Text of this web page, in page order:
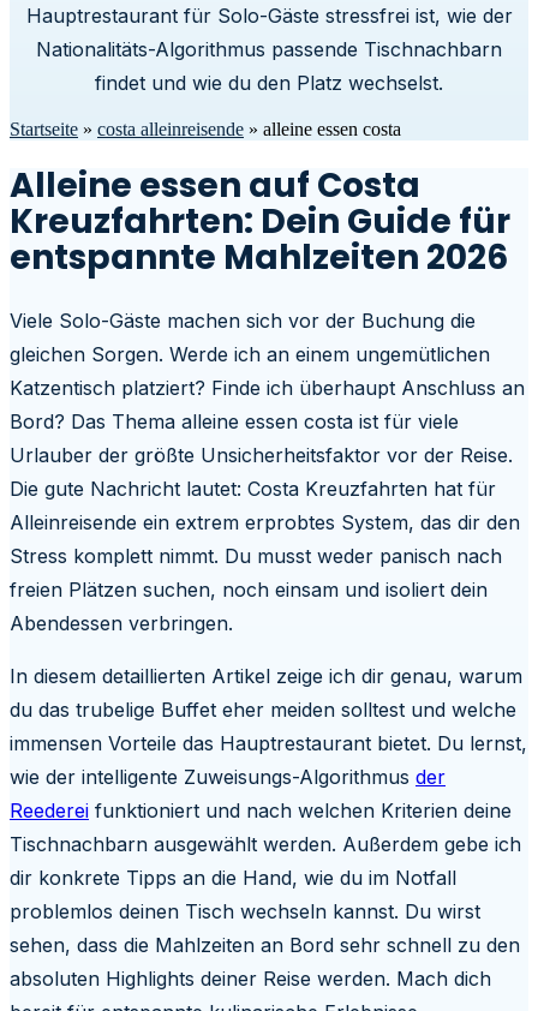
Hauptrestaurant für Solo-Gäste stressfrei ist, wie der
Nationalitäts-Algorithmus passende Tischnachbarn
findet und wie du den Platz wechselst.
Startseite » costa alleinreisende » alleine essen costa
Alleine essen auf Costa
Kreuzfahrten: Dein Guide für
entspannte Mahlzeiten 2026
Viele Solo-Gäste machen sich vor der Buchung die
gleichen Sorgen. Werde ich an einem ungemütlichen
Katzentisch platziert? Finde ich überhaupt Anschluss an
Bord? Das Thema alleine essen costa ist für viele
Urlauber der größte Unsicherheitsfaktor vor der Reise.
Die gute Nachricht lautet: Costa Kreuzfahrten hat für
Alleinreisende ein extrem erprobtes System, das dir den
Stress komplett nimmt. Du musst weder panisch nach
freien Plätzen suchen, noch einsam und isoliert dein
Abendessen verbringen.
In diesem detaillierten Artikel zeige ich dir genau, warum
du das trubelige Buffet eher meiden solltest und welche
immensen Vorteile das Hauptrestaurant bietet. Du lernst,
wie der intelligente Zuweisungs-Algorithmus der
Reederei funktioniert und nach welchen Kriterien deine
Tischnachbarn ausgewählt werden. Außerdem gebe ich
dir konkrete Tipps an die Hand, wie du im Notfall
problemlos deinen Tisch wechseln kannst. Du wirst
sehen, dass die Mahlzeiten an Bord sehr schnell zu den
absoluten Highlights deiner Reise werden. Mach dich